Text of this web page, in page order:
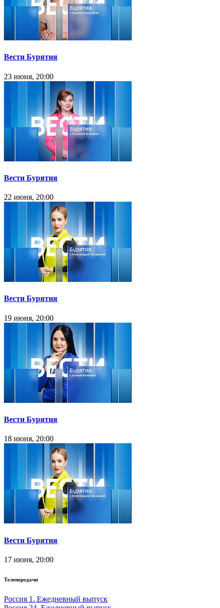
Вести Бурятия
23 июня, 20:00
Вести Бурятия
22 июня, 20:00
Вести Бурятия
19 июня, 20:00
Вести Бурятия
18 июня, 20:00
Вести Бурятия
17 июня, 20:00
Телепередачи
Россия 1. Ежедневный выпуск